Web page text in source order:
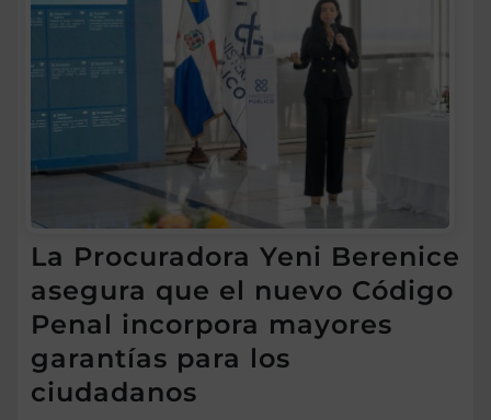
La Procuradora Yeni Berenice
asegura que el nuevo Código
Penal incorpora mayores
garantías para los
ciudadanos